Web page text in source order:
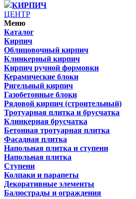
КИРПИЧ
ЦЕНТР
Меню
Каталог
Кирпич
Облицовочный кирпич
Клинкерный кирпич
Кирпич ручной формовки
Керамические блоки
Ригельный кирпич
Газобетонные блоки
Рядовой кирпич (строительный)
Тротуарная плитка и брусчатка
Клинкерная брусчатка
Бетонная тротуарная плитка
Фасадная плитка
Напольная плитка и ступени
Напольная плитка
Ступени
Колпаки и парапеты
Декоративные элементы
Балюстрады и ограждения